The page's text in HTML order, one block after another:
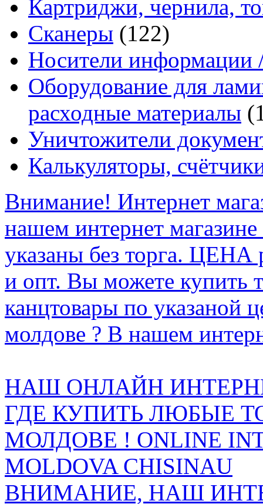
Картриджи, чернила,
Сканеры (122)
Носители информации
Оборудование для
расходные материалы
Уничтожители
Калькуляторы,
Внимание! Интернет
нашем интернет
указаны без торга.
и опт. Вы можете купить
канцтовары по указаной
молдове ? В нашем
НАШ ОНЛАЙН
ГДЕ КУПИТЬ ЛЮБЫЕ
МОЛДОВЕ ! ONLINE
MOLDOVA CHISINAU
ВНИМАНИЕ, НАШ